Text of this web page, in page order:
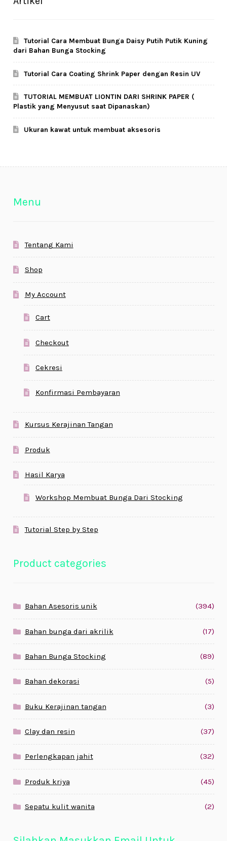
Tutorial Cara Membuat Bunga Daisy Putih Putik Kuning
dari Bahan Bunga Stocking
Tutorial Cara Coating Shrink Paper dengan Resin UV
TUTORIAL MEMBUAT LIONTIN DARI SHRINK PAPER (
Plastik yang Menyusut saat Dipanaskan)
Ukuran kawat untuk membuat aksesoris
Menu
Tentang Kami
Shop
My Account
Cart
Checkout
Cekresi
Konfirmasi Pembayaran
Kursus Kerajinan Tangan
Produk
Hasil Karya
Workshop Membuat Bunga Dari Stocking
Tutorial Step by Step
Product categories
Bahan Asesoris unik (394)
Bahan bunga dari akrilik (17)
Bahan Bunga Stocking (89)
Bahan dekorasi (5)
Buku Kerajinan tangan (3)
Clay dan resin (37)
Perlengkapan jahit (32)
Produk kriya (45)
Sepatu kulit wanita (2)